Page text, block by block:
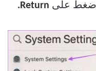
على Return.